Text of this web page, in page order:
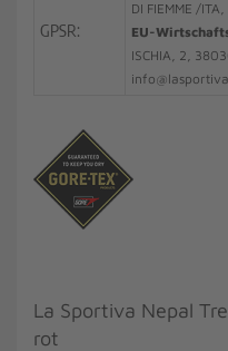
GPSR:
DI FIEMME /
EU-
ISCHIA, 2,
La Sportiva Nepal
rot